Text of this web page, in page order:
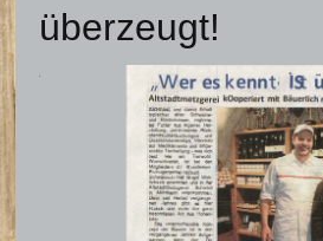
überzeugt!